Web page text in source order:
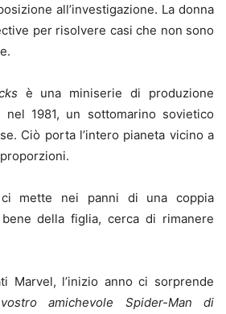
all’investigazione. La donna
per risolvere casi che non sono
è una miniserie di produzione
nel 1981, un sottomarino sovietico
Ciò porta l’intero pianeta vicino a
mette nei panni di una coppia
della figlia, cerca di rimanere
Marvel, l’inizio anno ci sorprende
amichevole Spider-Man di